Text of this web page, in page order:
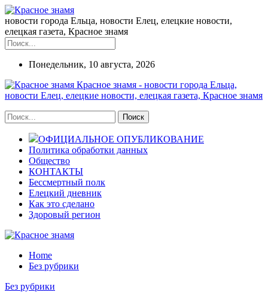
новости города Ельца, новости Елец, елецкие новости,
елецкая газета, Красное знамя
Понедельник, 10 августа, 2026
Красное знамя - новости города Ельца,
новости Елец, елецкие новости, елецкая газета, Красное знамя
ОФИЦИАЛЬНОЕ ОПУБЛИКОВАНИЕ
Политика обработки данных
Общество
КОНТАКТЫ
Бессмертный полк
Елецкий дневник
Как это сделано
Здоровый регион
Home
Без рубрики
Без рубрики